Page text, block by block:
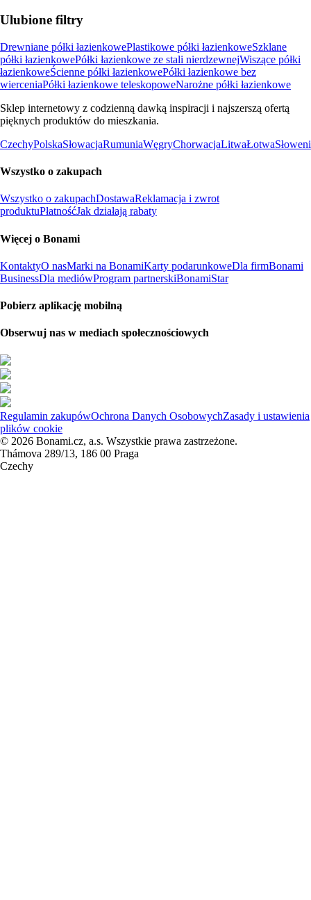
Ulubione filtry
Drewniane półki łazienkowePlastikowe półki łazienkoweSzklane
półki łazienkowePółki łazienkowe ze stali nierdzewnejWiszące półki
łazienkoweŚcienne półki łazienkowePółki łazienkowe bez
wierceniaPółki łazienkowe teleskopoweNarożne półki łazienkowe
Sklep internetowy z codzienną dawką inspiracji i najszerszą ofertą
pięknych produktów do mieszkania.
CzechyPolskaSłowacjaRumuniaWęgryChorwacjaLitwaŁotwa
Wszystko o zakupach
Wszystko o zakupachDostawaReklamacja i zwrot
produktuPłatnośćJak działają rabaty
Więcej o Bonami
KontaktyO nasMarki na BonamiKarty podarunkoweDla firmBonami
BusinessDla mediówProgram partnerskiBonamiStar
Pobierz aplikację mobilną
Obserwuj nas w mediach społecznościowych
Regulamin zakupówOchrona Danych OsobowychZasady i ustawienia
plików cookie
© 2026 Bonami.cz, a.s. Wszystkie prawa zastrzeżone.
Thámova 289/13, 186 00 Praga
Czechy